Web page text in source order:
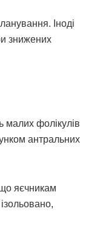
Іноді
знижених
малих фолікулів
антральних
яєчникам